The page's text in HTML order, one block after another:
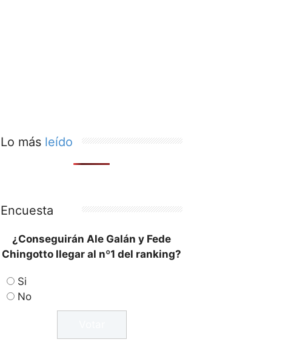
Lo más leído
Encuesta
¿Conseguirán Ale Galán y Fede
Chingotto llegar al nº1 del ranking?
Si
No